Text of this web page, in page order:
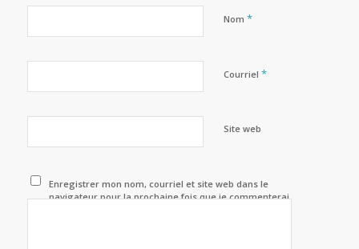
Nom *
Courriel *
Site web
Enregistrer mon nom, courriel et site web dans le
navigateur pour la prochaine fois que je commenterai.